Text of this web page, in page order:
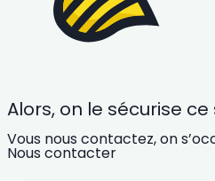
Alors, on le sécurise
Vous nous contactez, on
Nous contacter